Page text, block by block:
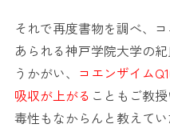
それで再度書物を調べ、
あられる神戸学院大学の
うかがい、 コエンザイム
吸収が上がる こともご教
毒性もなからんと教えて